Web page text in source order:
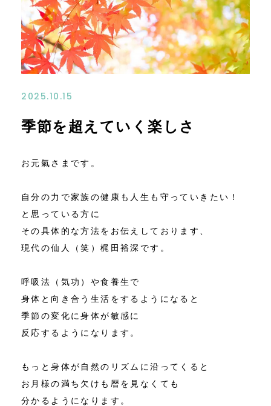
お問い合わせ
アクセス
2025.10.15
季節を超えていく楽しさ
お元氣さまです。
自分の力で家族の健康も人生も守っていきたい！
と思っている方に
その具体的な方法をお伝えしております、
現代の仙人（笑）梶田裕深です。
呼吸法（気功）や食養生で
身体と向き合う生活をするようになると
季節の変化に身体が敏感に
反応するようになります。
もっと身体が自然のリズムに沿ってくると
お月様の満ち欠けも暦を見なくても
分かるようになります。